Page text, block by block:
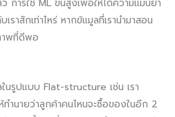
การใช้ ML ขั้นสูงเพื่อให้ได้ความแม่นยำ
าสักเท่าไหร่ หากข้แมูลที่เรานำมาสอน
าพที่ดีพอ
นรูปแบบ Flat-structure เช่น เรา
ำนายว่าลูกค้าคนไหนจะซื้อของในอีก 2